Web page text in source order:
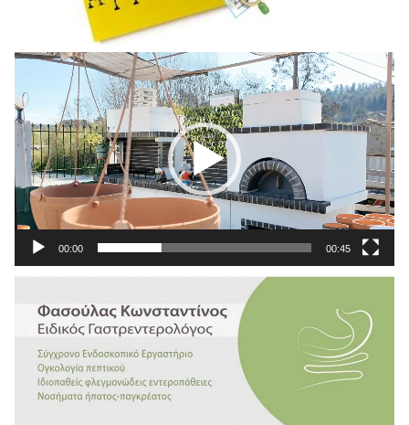
Πρόγραμμα
Αναπαραγωγής
Βίντεο
00:00 00:45